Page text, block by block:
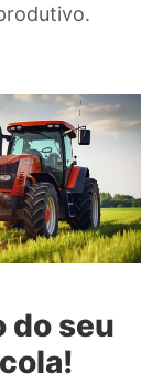
do seu